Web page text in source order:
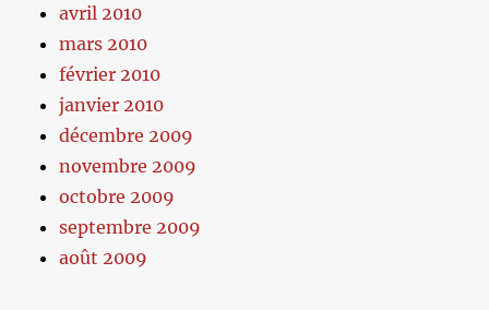
avril 2010
mars 2010
février 2010
janvier 2010
décembre 2009
novembre 2009
octobre 2009
septembre 2009
août 2009